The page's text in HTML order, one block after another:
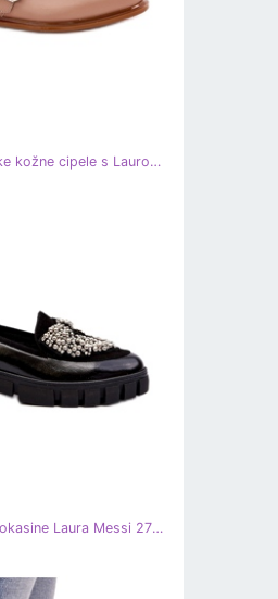
Laura Messi Ženske kožne cipele s Laurom Messi 2980 Crnim crni šok bež
Ženske lakirane mokasine Laura Messi 2785 crne crna